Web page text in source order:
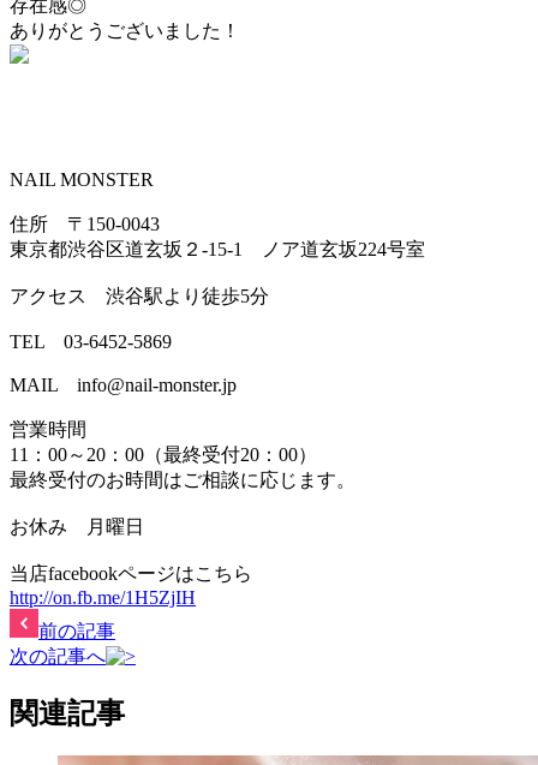
存在感◎
ありがとうございました！
NAIL MONSTER
住所 〒150-0043
東京都渋谷区道玄坂２-15-1 ノア道玄坂224号室
アクセス 渋谷駅より徒歩5分
TEL 03-6452-5869
MAIL info@nail-monster.jp
営業時間
11：00～20：00（最終受付20：00）
最終受付のお時間はご相談に応じます。
お休み 月曜日
当店facebookページはこちら
http://on.fb.me/1H5ZjIH
前の記事
次の記事へ
関連記事